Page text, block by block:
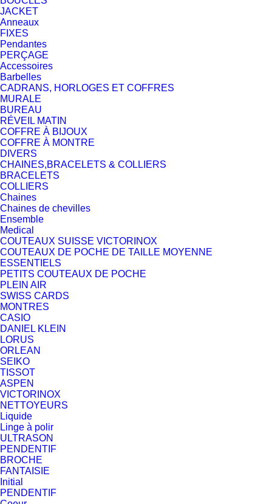
JACKET
Anneaux
FIXES
Pendantes
PERÇAGE
Accessoires
Barbelles
CADRANS, HORLOGES ET COFFRES
MURALE
BUREAU
RÉVEIL MATIN
COFFRE À BIJOUX
COFFRE À MONTRE
DIVERS
CHAINES,BRACELETS & COLLIERS
BRACELETS
COLLIERS
Chaines
Chaines de chevilles
Ensemble
Medical
COUTEAUX SUISSE VICTORINOX
COUTEAUX DE POCHE DE TAILLE MOYENNE
ESSENTIELS
PETITS COUTEAUX DE POCHE
PLEIN AIR
SWISS CARDS
MONTRES
CASIO
DANIEL KLEIN
LORUS
ORLEAN
SEIKO
TISSOT
ASPEN
VICTORINOX
NETTOYEURS
Liquide
Linge à polir
ULTRASON
PENDENTIF
BROCHE
FANTAISIE
Initial
PENDENTIF